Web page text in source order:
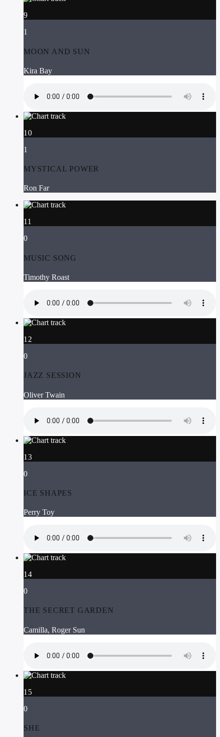
9
1
MOON AND SUN
Kira Bay
10
1
MYSTICAL POWER
Ron Far
11
0
MUSIC SONG
Timothy Roast
12
0
JAZZ SESSION
Oliver Twain
13
0
ICE SHAPES
Perry Toy
14
0
THE SECRET GARDEN
Camilla, Roger Sun
15
0
SHE